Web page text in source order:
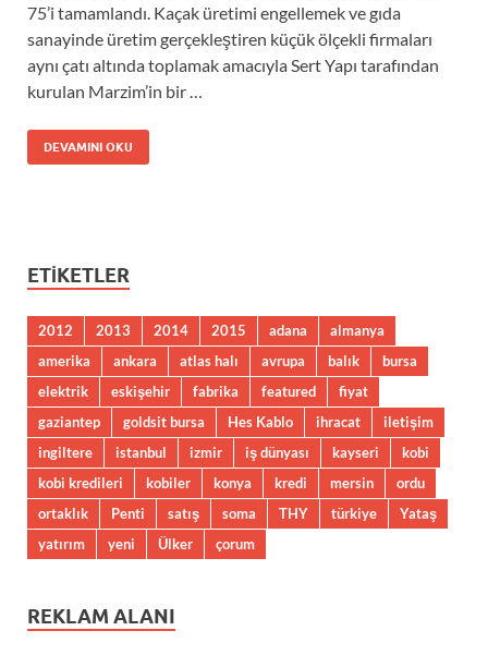
75’i tamamlandı. Kaçak üretimi engellemek ve gıda
sanayinde üretim gerçekleştiren küçük ölçekli firmaları
aynı çatı altında toplamak amacıyla Sert Yapı tarafından
kurulan Marzim’in bir …
DEVAMINI OKU
ETIKETLER
2012 2013 2014 2015 adana
almanya
amerika
ankara atlas halı avrupa balık
bursa
elektrik
eskişehir fabrika featured
fiyat
gaziantep
goldsit bursa Hes Kablo ihracat
iletişim
ingiltere
istanbul izmir iş dünyası kayseri
kobi
kobi kredileri
kobiler konya kredi mersin
ordu
ortaklık
Penti satış soma THY türkiye
Yataş
yatırım
yeni Ülker çorum
REKLAM ALANI